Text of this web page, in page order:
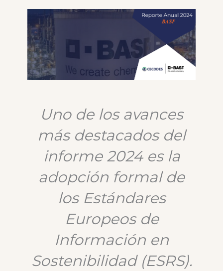
Uno de los avances
más destacados del
informe 2024 es la
adopción formal de
los Estándares
Europeos de
Información en
Sostenibilidad (ESRS).